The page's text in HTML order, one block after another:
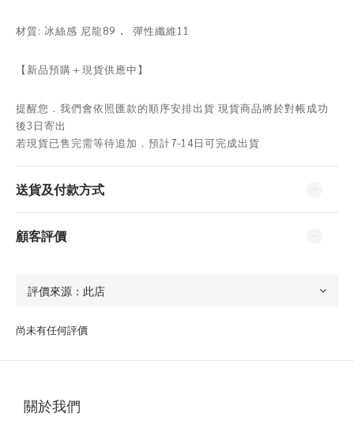
材質: 冰絲感 尼龍89 ． 彈性纖維11
【新品預購＋現貨供應中】
提醒您．我們會依照匯款的順序安排出貨 現貨商品將於對帳成功
後3日寄出
若現貨已售完需等待追加．預計7-14日可完成出貨
送貨及付款方式
顧客評價
尚未有任何評價
關於我們